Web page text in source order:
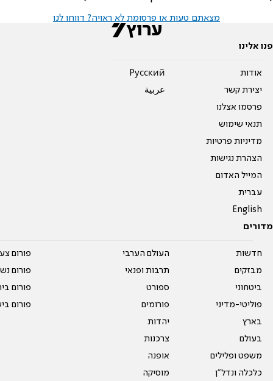
מצאתם טעות או פרסומת לא ראויה? דווחו לנו
פנו אלינו
אודות
יצירת קשר
פרסמו אצלנו
תנאי שימוש
מדיניות פרטיות
הצהרת נגישות
המייל האדום
עברית
English
Pусский
عربية
מדורים
חדשות
מבזקים
ביטחוני
פוליטי-מדיני
בארץ
בעולם
משפט ופלילים
כלכלה ונדל"ן
העולם הערבי
תרבות ופנאי
ספורט
פורומים
יהדות
צרכנות
אופנה
מוסיקה
פורום
פורום
פורום
פורום